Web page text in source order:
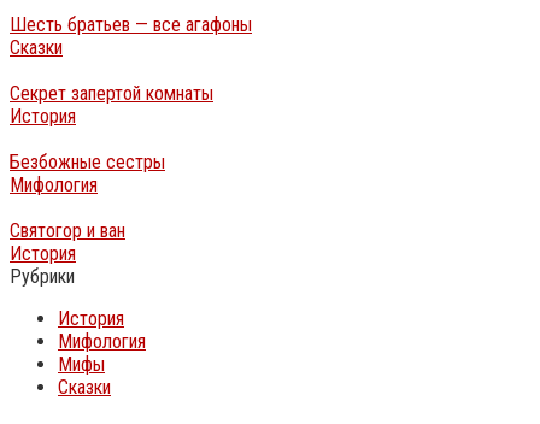
Шесть братьев — все агафоны
Сказки
Секрет запертой комнаты
История
Безбожные сестры
Мифология
Святогор и ван
История
Рубрики
История
Мифология
Мифы
Сказки